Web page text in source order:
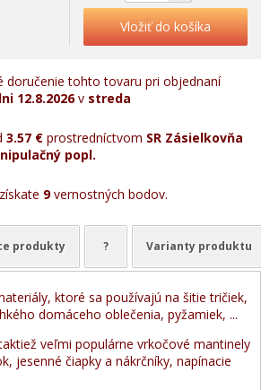
Vložiť do košíka
doručenie tohto tovaru pri objednaní
12.8.2026v streda
3.57 € prostredníctvom SR Zásielkovňa
popl.
9vernostných bodov.
produkty ? Varianty produktu
ktoré sa používajú na šitie tričiek,
domáceho oblečenia, pyžamiek, ...
veľmi populárne vrkočové mantinely
jesenné čiapky a nákrčníky, napínacie